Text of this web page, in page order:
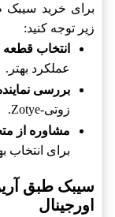
زیر توجه کنید:
انتخاب
عملکرد بهتر.
بررسی
زوتی-Zotye.
مشاوره از
برای انتخاب
اورجینال